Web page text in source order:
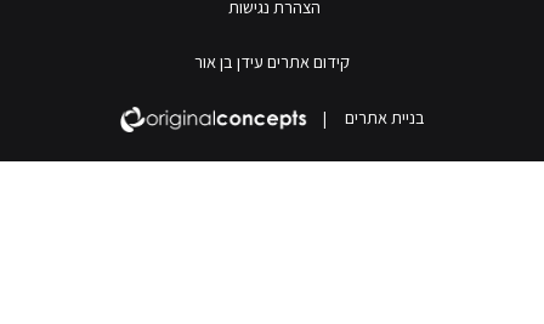
הצהרת נגישות
קידום אתרים עידן בן אור
בניית אתרים |